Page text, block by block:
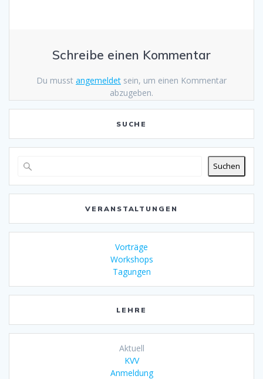
Schreibe einen Kommentar
Du musst angemeldet sein, um einen Kommentar
abzugeben.
SUCHE
Suchen
VERANSTALTUNGEN
Vorträge
Workshops
Tagungen
LEHRE
Aktuell
KVV
Anmeldung